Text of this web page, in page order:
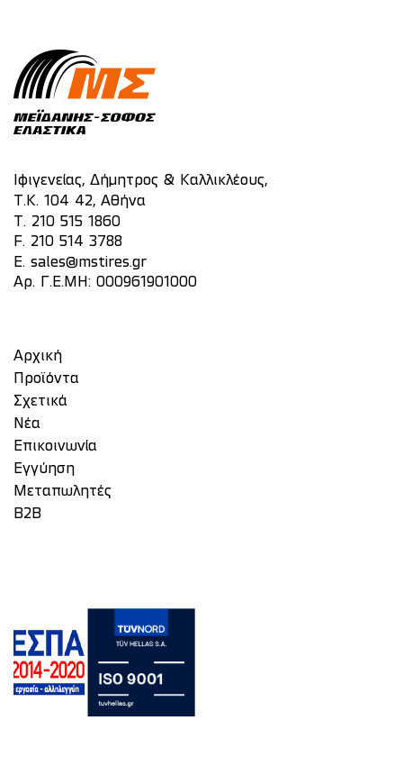
Ιφιγενείας, Δήμητρος & Καλλικλέους,
Τ.Κ. 104 42, Αθήνα
T. 210 515 1860
F. 210 514 3788
E. sales@mstires.gr
Αρ. Γ.Ε.ΜΗ: 000961901000
Αρχική
Προϊόντα
Σχετικά
Νέα
Επικοινωνία
Eγγύηση
Μεταπωλητές
Β2Β